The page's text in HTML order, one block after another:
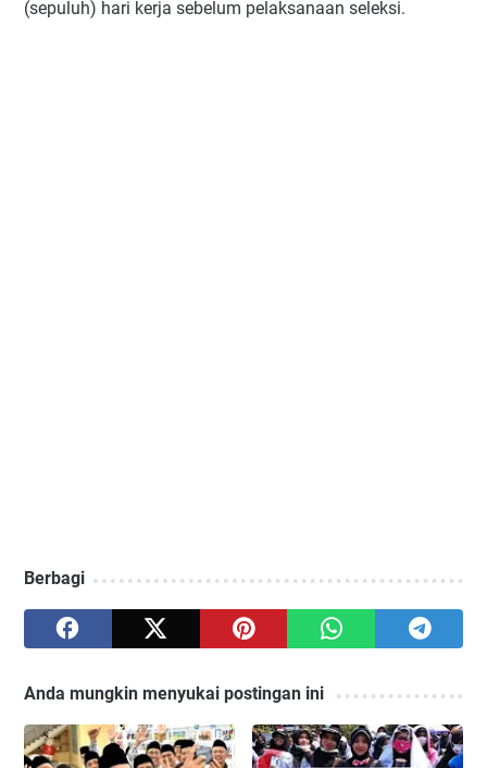
(sepuluh) hari kerja sebelum pelaksanaan seleksi.
Berbagi
Anda mungkin menyukai postingan ini